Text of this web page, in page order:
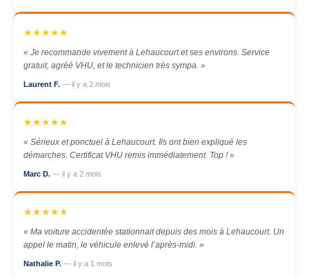
★★★★★
« Je recommande vivement à Lehaucourt et ses environs. Service
gratuit, agréé VHU, et le technicien très sympa. »
Laurent F. — il y a 2 mois
★★★★★
« Sérieux et ponctuel à Lehaucourt. Ils ont bien expliqué les
démarches. Certificat VHU remis immédiatement. Top ! »
Marc D. — il y a 2 mois
★★★★★
« Ma voiture accidentée stationnait depuis des mois à Lehaucourt. Un
appel le matin, le véhicule enlevé l’après-midi. »
Nathalie P. — il y a 1 mois